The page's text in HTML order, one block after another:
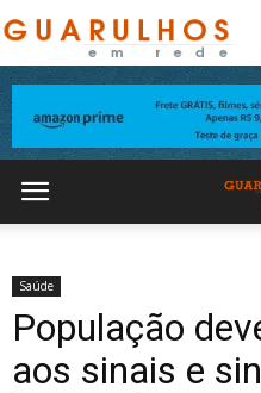
Saúde
População
aos sinais e